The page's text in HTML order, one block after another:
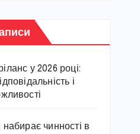
у 2026 році:
і
набирає чинності в